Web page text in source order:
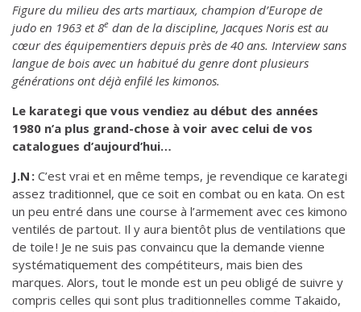
Figure du milieu des arts martiaux, champion d’Europe de
judo en 1963 et 8e dan de la discipline, Jacques Noris est au
cœur des équipementiers depuis près de 40 ans. Interview sans
langue de bois avec un habitué du genre dont plusieurs
générations ont déjà enfilé les kimonos.
Le karategi que vous vendiez au début des années
1980 n’a plus grand-chose à voir avec celui de vos
catalogues d’aujourd’hui…
J.N : C’est vrai et en même temps, je revendique ce karategi
assez traditionnel, que ce soit en combat ou en kata. On est
un peu entré dans une course à l’armement avec ces kimono
ventilés de partout. Il y aura bientôt plus de ventilations que
de toile ! Je ne suis pas convaincu que la demande vienne
systématiquement des compétiteurs, mais bien des
marques. Alors, tout le monde est un peu obligé de suivre y
compris celles qui sont plus traditionnelles comme Takaido,